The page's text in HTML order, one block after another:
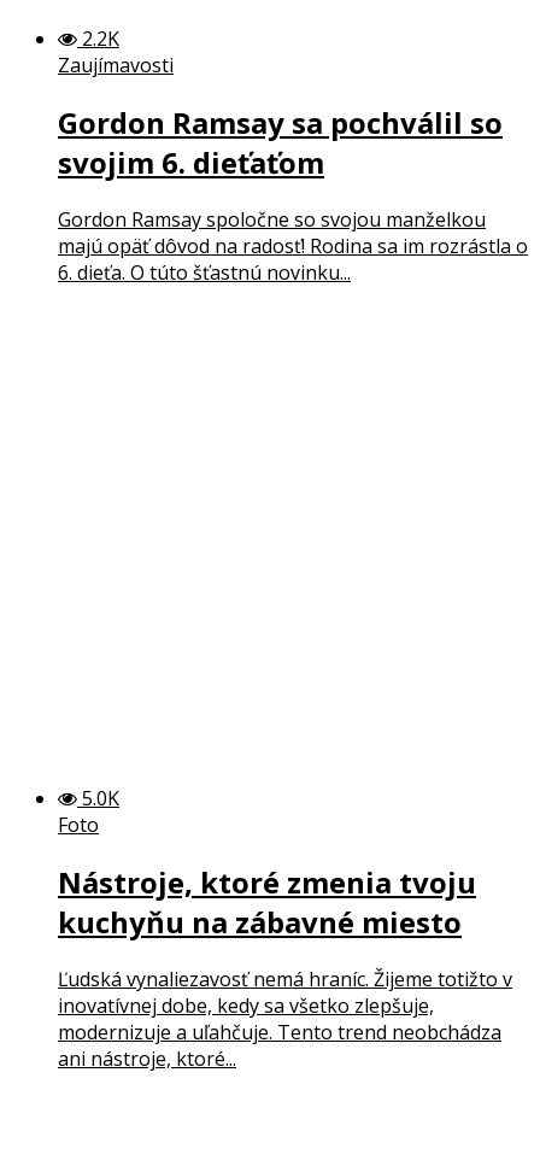
2.2K
Zaujímavosti
Gordon Ramsay sa pochválil so
svojim 6. dieťaťom
Gordon Ramsay spoločne so svojou manželkou
majú opäť dôvod na radosť! Rodina sa im rozrástla o
6. dieťa. O túto šťastnú novinku...
5.0K
Foto
Nástroje, ktoré zmenia tvoju
kuchyňu na zábavné miesto
Ľudská vynaliezavosť nemá hraníc. Žijeme totižto v
inovatívnej dobe, kedy sa všetko zlepšuje,
modernizuje a uľahčuje. Tento trend neobchádza
ani nástroje, ktoré...